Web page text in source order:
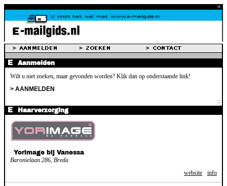
Aanmelden
Wilt u niet zoeken, maar gevonden worden? Klik dan op onderstaande link!
> AANMELDEN
Haarverzorging
· Yorimage bij Vanessa
Baronielaan 286, Breda
website
info